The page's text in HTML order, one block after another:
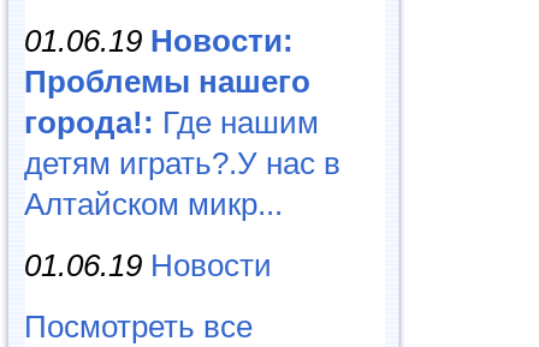
01.06.19 Новости:
Проблемы нашего
города!: Где нашим
детям играть?.У нас в
Алтайском микр...
01.06.19 Новости
Посмотреть все